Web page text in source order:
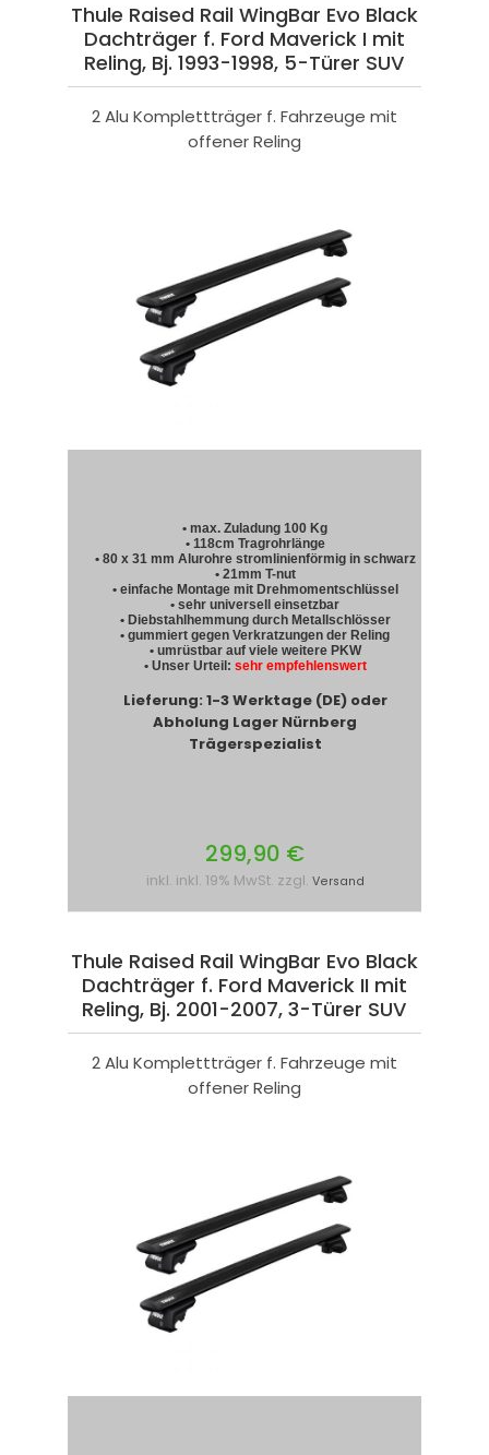
Thule Raised Rail WingBar Evo Black
Dachträger f. Ford Maverick I mit
Reling, Bj. 1993-1998, 5-Türer SUV
2 Alu Komplettträger f. Fahrzeuge mit
offener Reling
• max. Zuladung 100 Kg
• 118cm Tragrohrlänge
• 80 x 31 mm Alurohre stromlinienförmig in schwarz
• 21mm T-nut
• einfache Montage mit Drehmomentschlüssel
• sehr universell einsetzbar
• Diebstahlhemmung durch Metallschlösser
• gummiert gegen Verkratzungen der Reling
• umrüstbar auf viele weitere PKW
• Unser Urteil: sehr empfehlenswert
Lieferung: 1-3 Werktage (DE) oder
Abholung Lager Nürnberg
Trägerspezialist
299,90 €
inkl. inkl. 19% MwSt. zzgl. Versand
Thule Raised Rail WingBar Evo Black
Dachträger f. Ford Maverick II mit
Reling, Bj. 2001-2007, 3-Türer SUV
2 Alu Komplettträger f. Fahrzeuge mit
offener Reling